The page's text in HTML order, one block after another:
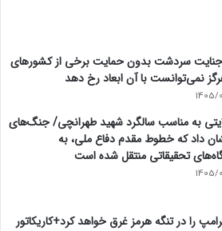
جنایت سردشت بدون حمایت برخی از کشورهای
نمی‌توانست با آن ابعاد رخ دهد
1405/
به مناسب سالگرد شهید طهرانچی/ جنگ‌های
داد که خطوط مقدم دفاع ملی، به
تحقیقاتی منتقل شده است
1405/
را در تنگه هرمز غرق خواهد کرد+کاریکاتور